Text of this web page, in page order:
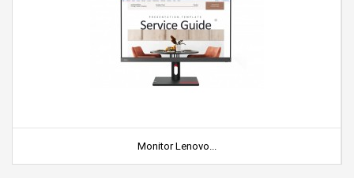
Monitor Lenovo...